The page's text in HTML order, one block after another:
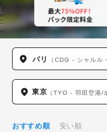
パリ （CDG - シャルル
東京
おすすめ順 安い順